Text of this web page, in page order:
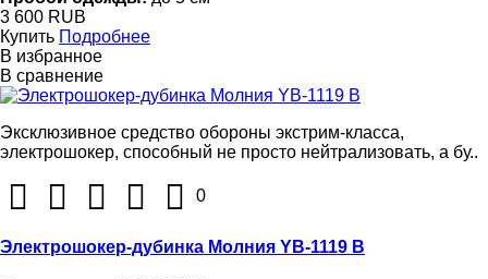
3 600 RUB
Купить Подробнее
В избранное
В сравнение
Эксклюзивное средство обороны экстрим-класса,
электрошокер, способный не просто нейтрализовать, а бу..
0
Электрошокер-дубинка Молния YB-1119 В